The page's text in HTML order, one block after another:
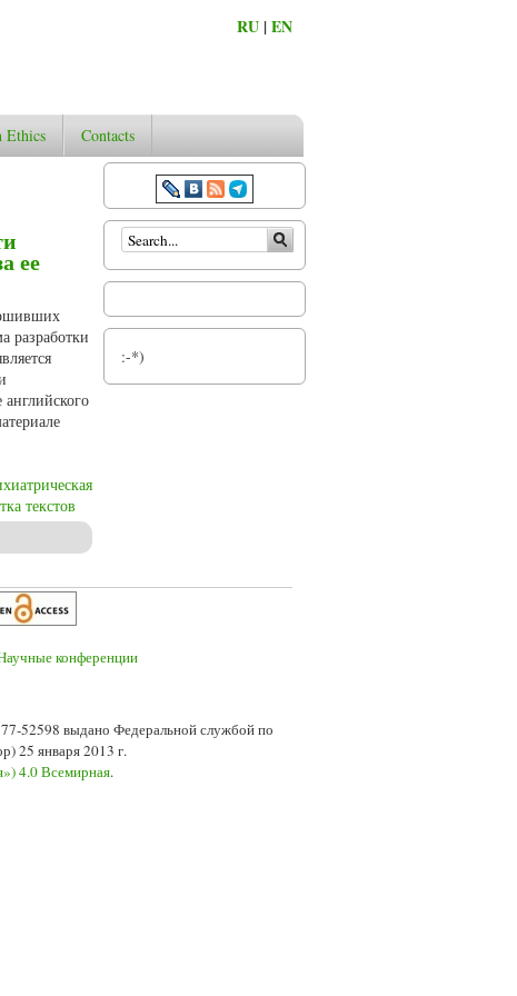
RU |EN
Ethics Contacts
ее
разработки
текстов
Search form
:-*)
52598 выдано Федеральной службой по
25 января 2013 г.
4.0 Всемирная.